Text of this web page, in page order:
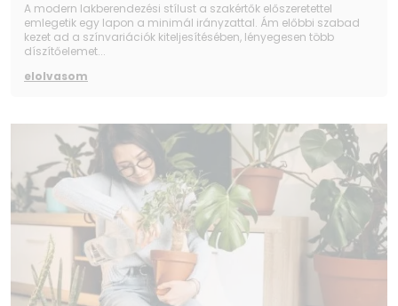
A modern lakberendezési stílust a szakértők előszeretettel
emlegetik egy lapon a minimál irányzattal. Ám előbbi szabad
kezet ad a színvariációk kiteljesítésében, lényegesen több
díszítőelemet...
elolvasom